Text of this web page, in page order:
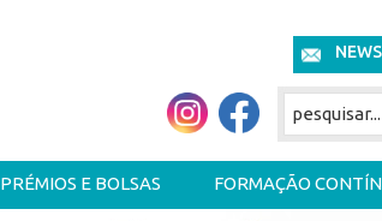
PRÉMIOS E BOLSAS FORMAÇÃO